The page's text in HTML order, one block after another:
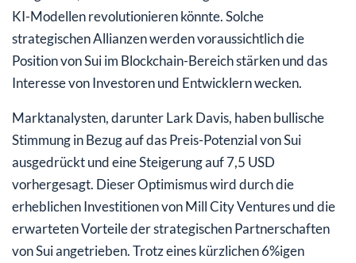
KI-Modellen revolutionieren könnte. Solche
strategischen Allianzen werden voraussichtlich die
Position von Sui im Blockchain-Bereich stärken und das
Interesse von Investoren und Entwicklern wecken.
Marktanalysten, darunter Lark Davis, haben bullische
Stimmung in Bezug auf das Preis-Potenzial von Sui
ausgedrückt und eine Steigerung auf 7,5 USD
vorhergesagt. Dieser Optimismus wird durch die
erheblichen Investitionen von Mill City Ventures und die
erwarteten Vorteile der strategischen Partnerschaften
von Sui angetrieben. Trotz eines kürzlichen 6%igen